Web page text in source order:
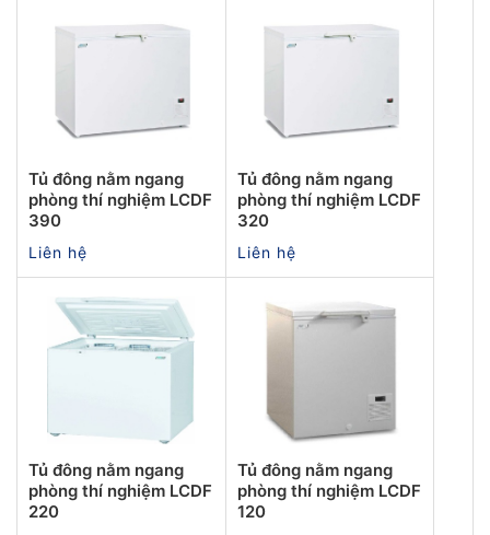
Tủ đông nằm ngang
phòng thí nghiệm LCDF
390
Liên hệ
Tủ đông nằm ngang
phòng thí nghiệm LCDF
320
Liên hệ
Tủ đông nằm ngang
phòng thí nghiệm LCDF
220
Tủ đông nằm ngang
phòng thí nghiệm LCDF
120